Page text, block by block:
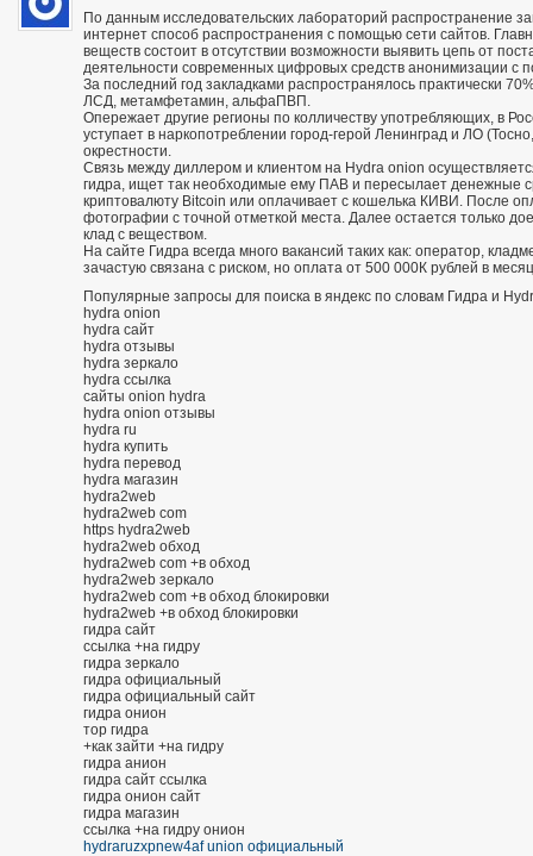
По данным исследовательских лабораторий распространение
интернет способ распространения с помощью сети сайтов.
веществ состоит в отсутствии возможности выявить цепь от
деятельности современных цифровых средств анонимизации с
За последний год закладками распространялось практически
ЛСД, метамфетамин, альфаПВП.
Опережает другие регионы по колличеству употребляющих, в
уступает в наркопотреблении город-герой Ленинград и ЛО
окрестности.
Связь между диллером и клиентом на Hydra onion
гидра, ищет так необходимые ему ПАВ и пересылает денежные
криптовалюту Bitcoin или оплачивает с кошелька КИВИ. После
фотографии с точной отметкой места. Далее остается только
клад с веществом.
На сайте Гидра всегда много вакансий таких как: оператор,
зачастую связана с риском, но оплата от 500 000К рублей в
Популярные запросы для поиска в яндекс по словам Гидра и
hydra onion
hydra сайт
hydra отзывы
hydra зеркало
hydra ссылка
сайты onion hydra
hydra onion отзывы
hydra ru
hydra купить
hydra перевод
hydra магазин
hydra2web
hydra2web com
https hydra2web
hydra2web обход
hydra2web com +в обход
hydra2web зеркало
hydra2web com +в обход блокировки
hydra2web +в обход блокировки
гидра сайт
ссылка +на гидру
гидра зеркало
гидра официальный
гидра официальный сайт
гидра онион
тор гидра
+как зайти +на гидру
гидра анион
гидра сайт ссылка
гидра онион сайт
гидра магазин
ссылка +на гидру онион
hydraruzxpnew4af union официальный